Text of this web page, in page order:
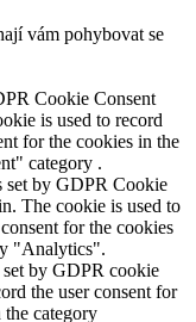
vám pohybovat se
Cookie Consent
is used to record
for the cookies in the
category .
set by GDPR Cookie
The cookie is used to
for the cookies
"Analytics".
by GDPR cookie
the user consent for
category